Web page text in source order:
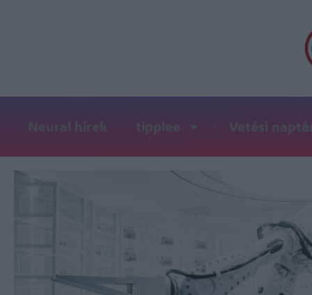
Neural hírek tipplee Vetési